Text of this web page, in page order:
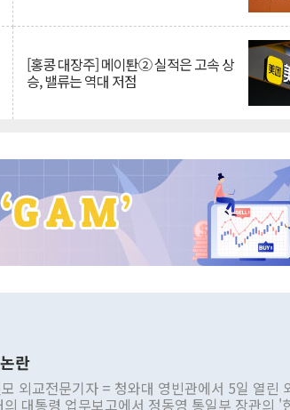
[홍콩 대장주] 메이퇀② 실적은 고속 상
승, 밸류는 역대 저점
란
외교전문기자 = 청와대 영빈관에서 5일 열린
대통령 업무보고에서 정동영 통일부 장관의 '